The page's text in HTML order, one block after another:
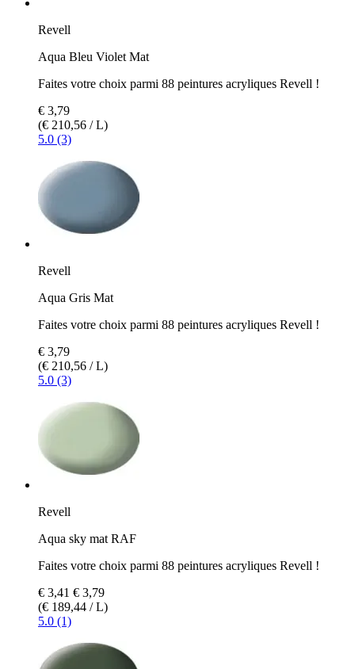
Revell
Aqua Bleu Violet Mat
Faites votre choix parmi 88 peintures acryliques Revell !
€ 3,79
(€ 210,56 / L)
5.0 (3)
Revell
Aqua Gris Mat
Faites votre choix parmi 88 peintures acryliques Revell !
€ 3,79
(€ 210,56 / L)
5.0 (3)
Revell
Aqua sky mat RAF
Faites votre choix parmi 88 peintures acryliques Revell !
€ 3,41 € 3,79
(€ 189,44 / L)
5.0 (1)